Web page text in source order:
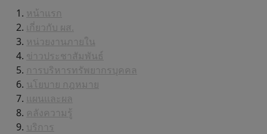
หน้าแรก
เกี่ยวกับ ผส.
หน่วยงานภายใน
ข่าวประชาสัมพันธ์
การบริหารทรัพยากรบุคคล
นโยบาย กฎหมาย
แผนและผล
คลังความรู้
บริการ